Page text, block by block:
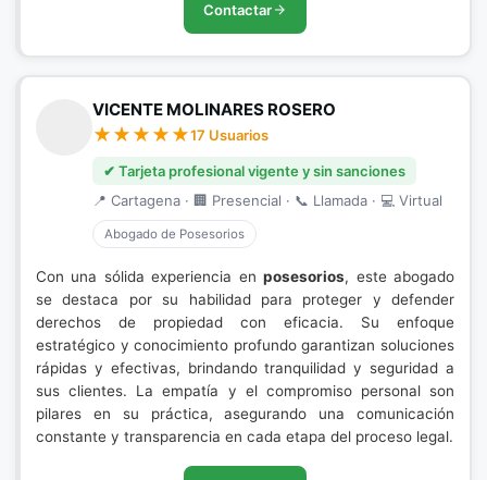
Contactar
VICENTE MOLINARES ROSERO
17 Usuarios
✔ Tarjeta profesional vigente y sin sanciones
📍 Cartagena · 🏢 Presencial · 📞 Llamada · 💻 Virtual
Abogado de Posesorios
Con una sólida experiencia enposesorios, este abogado
se destaca por su habilidad para proteger y defender
derechos de propiedad con eficacia. Su enfoque
estratégico y conocimiento profundo garantizan soluciones
rápidas y efectivas, brindando tranquilidad y seguridad a
sus clientes. La empatía y el compromiso personal son
pilares en su práctica, asegurando una comunicación
constante y transparencia en cada etapa del proceso legal.